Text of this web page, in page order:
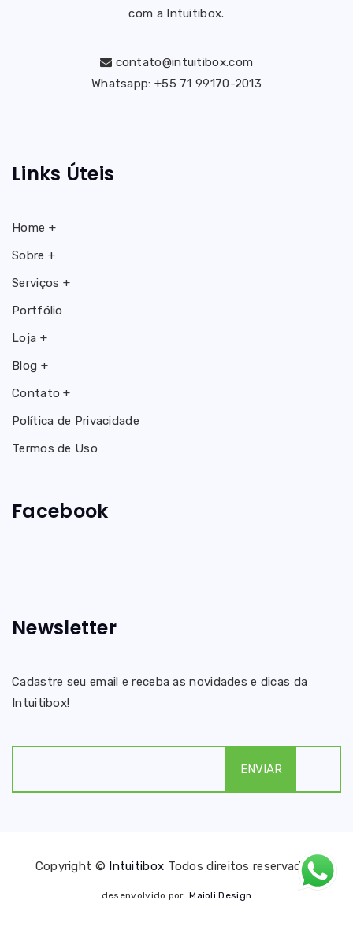
com a Intuitibox.
contato@intuitibox.com
Whatsapp: +55 71 99170-2013
Links Úteis
Home +
Sobre +
Serviços +
Portfólio
Loja +
Blog +
Contato +
Política de Privacidade
Termos de Uso
Facebook
Newsletter
Cadastre seu email e receba as novidades e dicas da
Intuitibox!
Copyright © Intuitibox Todos direitos reservados.
desenvolvido por:Maioli Design